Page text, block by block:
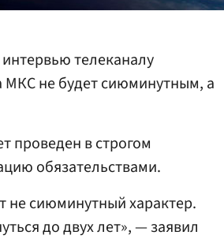
интервью телеканалу
МКС не будет сиюминутным, а
проведен в строгом
обязательствами.
не сиюминутный характер.
до двух лет», — заявил